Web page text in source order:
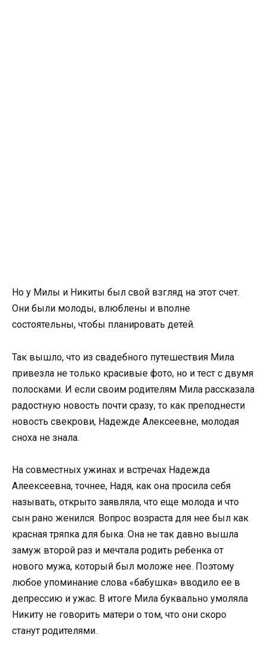
Но у Милы и Никиты был свой взгляд на этот счет.
Они были молоды, влюблены и вполне
состоятельны, чтобы планировать детей.
Так вышло, что из свадебного путешествия Мила
привезла не только красивые фото, но и тест с двумя
полосками. И если своим родителям Мила рассказала
радостную новость почти сразу, то как преподнести
новость свекрови, Надежде Алексеевне, молодая
сноха не знала.
На совместных ужинах и встречах Надежда
Алеексеевна, точнее, Надя, как она просила себя
называть, открыто заявляла, что еще молода и что
сын рано женился. Вопрос возраста для нее был как
красная тряпка для быка. Она не так давно вышла
замуж второй раз и мечтала родить ребенка от
нового мужа, который был моложе нее. Поэтому
любое упоминание слова «бабушка» вводило ее в
депрессию и ужас. В итоге Мила буквально умоляла
Никиту не говорить матери о том, что они скоро
станут родителями.